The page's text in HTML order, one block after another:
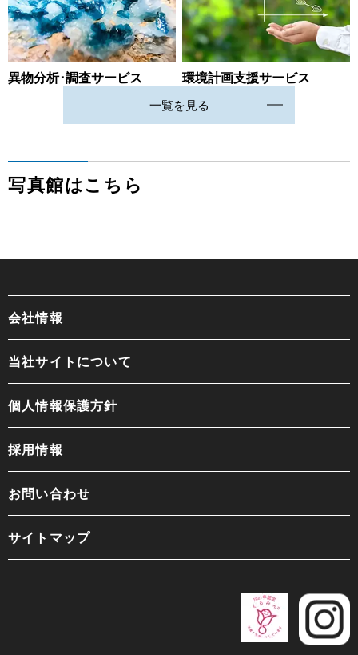
異物分析･調査サービス 環境計画支援サービス
一覧を見る
写真館はこちら
会社情報
当社サイトについて
個人情報保護方針
採用情報
お問い合わせ
サイトマップ